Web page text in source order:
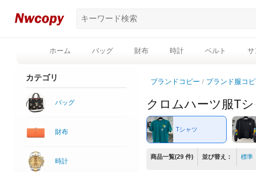
ホーム バッグ 財布 時計 ベルト サ
ブランドコピー ブランド服コ
クロムハーツ服T
Tシャツ
商品一覧(29 件) 並び替え： 標準
カテゴリ
バッグ
財布
時計